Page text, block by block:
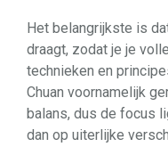
Het belangrijkste is
draagt, zodat je je
technieken en
Chuan voornamelijk
balans, dus de focus
dan op uiterlijke